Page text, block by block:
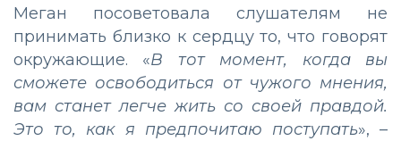
Меган посоветовала слушателям не
принимать близко к сердцу то, что говорят
окружающие. «В тот момент, когда вы
сможете освободиться от чужого мнения,
вам станет легче жить со своей правдой.
Это то, как я предпочитаю поступать», –